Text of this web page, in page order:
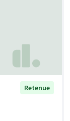
Retenue